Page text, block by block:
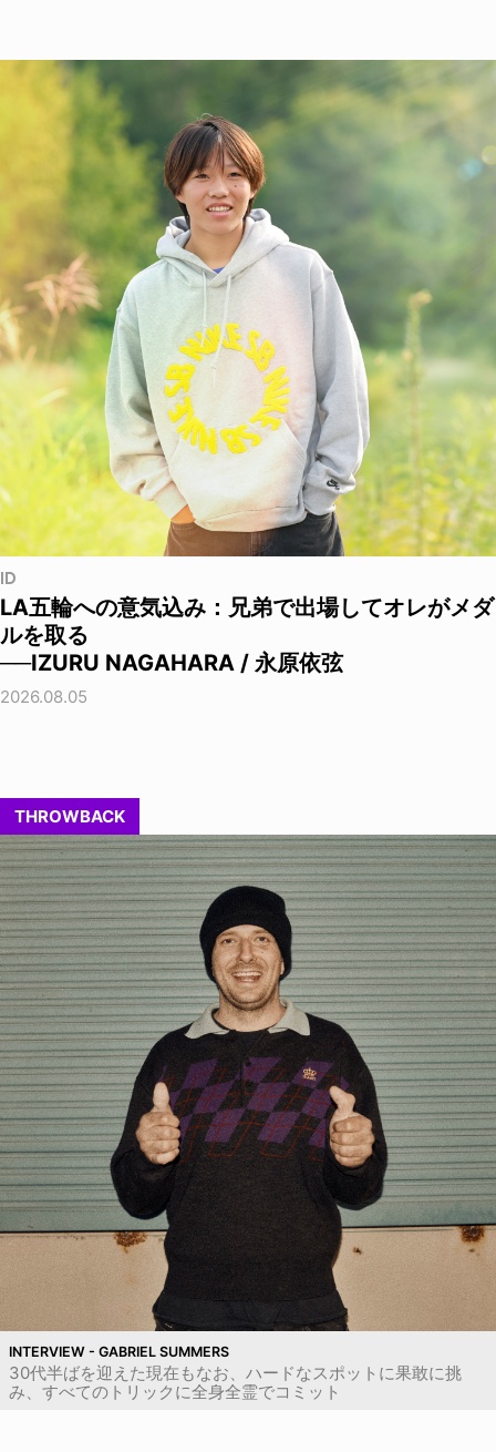
ID
LA五輪への意気込み：兄弟で出場してオレがメダ
ルを取る
──IZURU NAGAHARA / 永原依弦
2026.08.05
THROWBACK
INTERVIEW - GABRIEL SUMMERS
30代半ばを迎えた現在もなお、ハードなスポットに果敢に挑
み、すべてのトリックに全身全霊でコミット